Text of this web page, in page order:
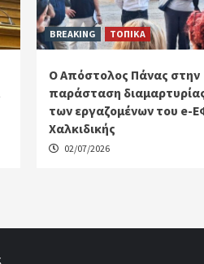
BREAKING ΤΟΠΙΚΑ
Ο Απόστολος Πάνας στην
παράσταση
των εργαζομένων του e-
Χαλκιδικής
02/07/2026